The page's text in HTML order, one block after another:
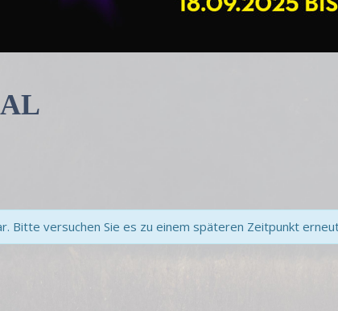
Bitte versuchen Sie es zu einem späteren Zeitpunkt